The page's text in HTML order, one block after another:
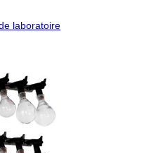
laboratoire